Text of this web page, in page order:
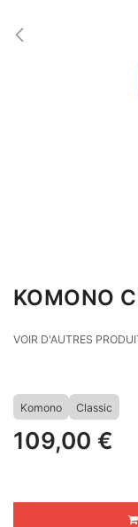
KOMONO
VOIR D'AUTRES
Komono Classic
109,00 €